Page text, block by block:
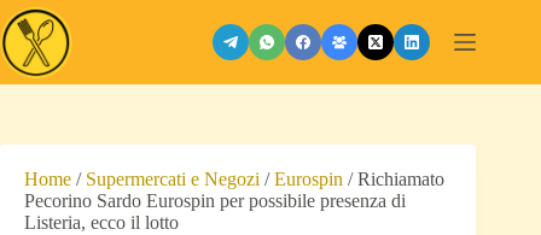
Salta
al
contenuto
Home / Supermercati e Negozi /Eurospin /Richiamato
Pecorino Sardo Eurospin per possibile presenza di
Listeria, ecco il lotto